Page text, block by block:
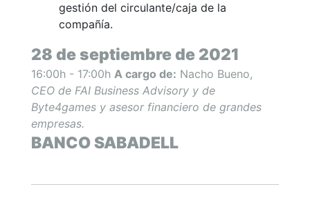
gestión del circulante/caja de la
compañía.
28 de septiembre de 2021
16:00h - 17:00h A cargo de: Nacho Bueno,
CEO de FAI Business Advisory y de
Byte4games y asesor financiero de grandes
empresas.
BANCO SABADELL